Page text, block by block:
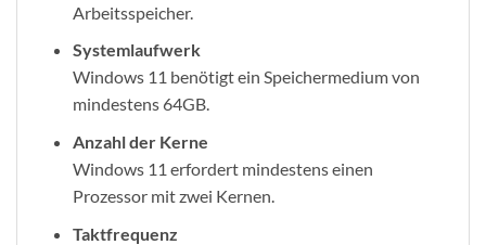
Arbeitsspeicher.
Systemlaufwerk
Windows 11 benötigt ein Speichermedium von
mindestens 64GB.
Anzahl der Kerne
Windows 11 erfordert mindestens einen
Prozessor mit zwei Kernen.
Taktfrequenz